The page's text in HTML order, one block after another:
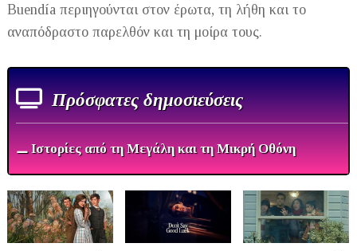
Buendía περιηγούνται στον έρωτα, τη λήθη και το
αναπόδραστο παρελθόν και τη μοίρα τους.
Πρόσφατες δημοσιεύσεις
⚊ Ιστορίες από τη Μεγάλη και τη Μικρή Οθόνη